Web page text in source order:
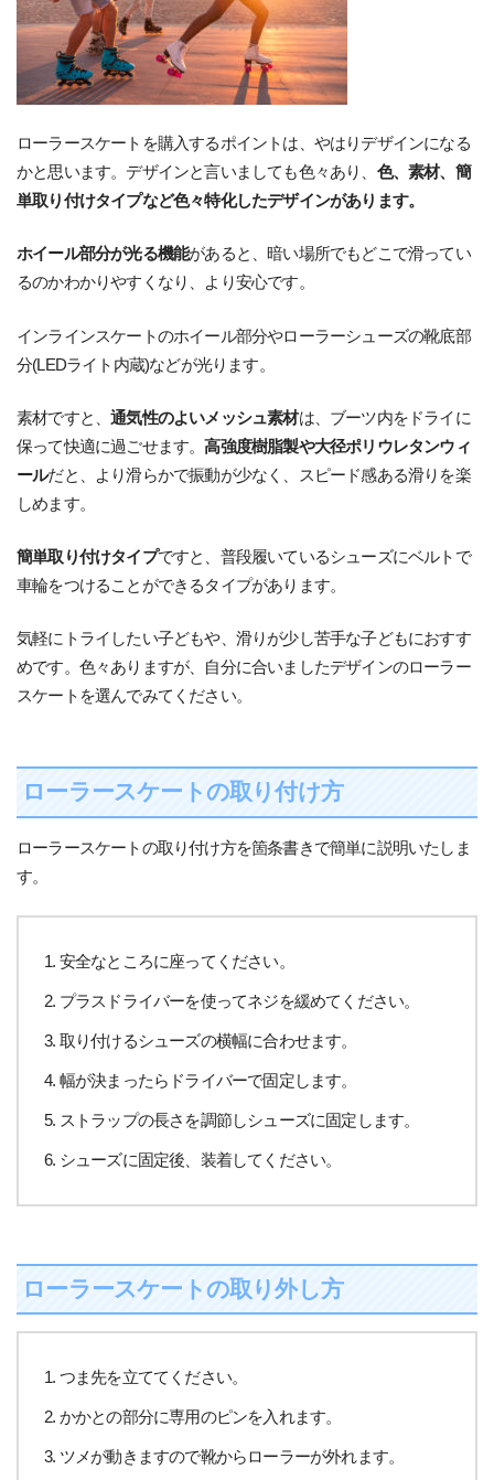
ローラースケートを購入するポイントは、やはりデザインになる
かと思います。デザインと言いましても色々あり、 色、素材、簡
単取り付けタイプなど色々特化したデザインがあります。
ホイール部分が光る機能があると、暗い場所でもどこで滑ってい
るのかわかりやすくなり、より安心です。
インラインスケートのホイール部分やローラーシューズの靴底部
分(LEDライト内蔵)などが光ります。
素材ですと、通気性のよいメッシュ素材は、ブーツ内をドライに
保って快適に過ごせます。高強度樹脂製や大径ポリウレタンウィ
ールだと、より滑らかで振動が少なく、スピード感ある滑りを楽
しめます。
簡単取り付けタイプですと、普段履いているシューズにベルトで
車輪をつけることができるタイプがあります。
気軽にトライしたい子どもや、滑りが少し苦手な子どもにおすす
めです。色々ありますが、自分に合いましたデザインのローラー
スケートを選んでみてください。
ローラースケートの取り付け方
ローラースケートの取り付け方を箇条書きで簡単に説明いたしま
す。
安全なところに座ってください。
プラスドライバーを使ってネジを緩めてください。
取り付けるシューズの横幅に合わせます。
幅が決まったらドライバーで固定します。
ストラップの長さを調節しシューズに固定します。
シューズに固定後、装着してください。
ローラースケートの取り外し方
つま先を立ててください。
かかとの部分に専用のピンを入れます。
ツメが動きますので靴からローラーが外れます。